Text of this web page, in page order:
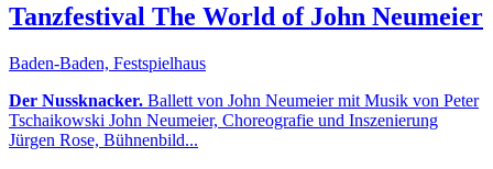
Tanzfestival The World of John Neumeier
Baden-Baden, Festspielhaus
Der Nussknacker. Ballett von John Neumeier mit Musik von Peter
Tschaikowski John Neumeier, Choreografie und Inszenierung
Jürgen Rose, Bühnenbild...